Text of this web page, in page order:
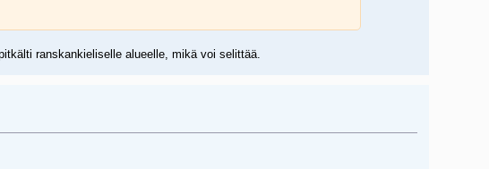
ranskankieliselle alueelle, mikä voi selittää.